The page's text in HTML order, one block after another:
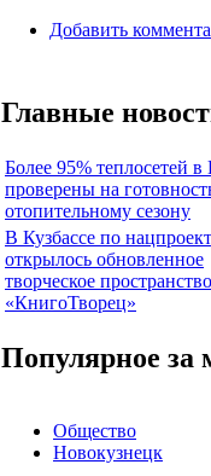
Добавить
Главные
Более 95% теплосетей в
проверены на
отопительному сезону
В Кузбассе по
открылось обновленное
творческое пространство
«КнигоТворец»
Популярное за
Общество
Новокузнецк